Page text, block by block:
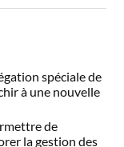
spéciale de
à une nouvelle
de
la gestion des